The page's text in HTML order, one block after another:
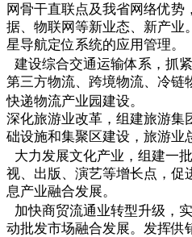
网骨干直联点及我省网络优
据、物联网等新业态、新产业
星导航定位系统的应用管理。
建设综合交通运输体系，抓
第三方物流、跨境物流、冷链
快递物流产业园建设。
深化旅游业改革，组建旅游集
础设施和集聚区建设，旅游业
大力发展文化产业，组建一
视、出版、演艺等增长点，促
息产业融合发展。
加快商贸流通业转型升级，
动批发市场融合发展。发挥供